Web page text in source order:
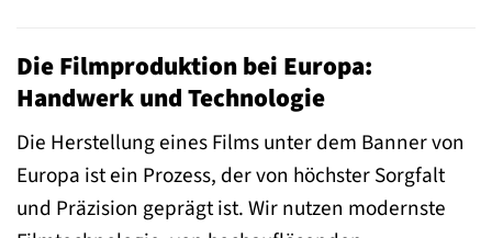
Die Filmproduktion bei Europa:
Handwerk und Technologie
Die Herstellung eines Films unter dem Banner von
Europa ist ein Prozess, der von höchster Sorgfalt
und Präzision geprägt ist. Wir nutzen modernste